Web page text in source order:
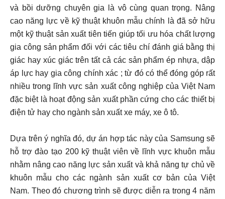
và bồi dưỡng chuyên gia là vô cùng quan trọng. Nâng
cao năng lực về kỹ thuật khuôn mẫu chính là đã sở hữu
một kỹ thuật sản xuất tiên tiến giúp tối ưu hóa chất lượng
gia công sản phẩm đối với các tiêu chí đánh giá bằng thị
giác hay xúc giác trên tất cả các sản phẩm ép nhựa, dập
áp lực hay gia công chính xác ; từ đó có thể đóng góp rất
nhiều trong lĩnh vực sản xuất công nghiệp của Việt Nam
đặc biệt là hoạt động sản xuất phần cứng cho các thiết bị
điện tử hay cho ngành sản xuất xe máy, xe ô tô.
Dựa trên ý nghĩa đó, dự án hợp tác này của Samsung sẽ
hỗ trợ đào tạo 200 kỹ thuật viên về lĩnh vực khuôn mẫu
nhằm nâng cao năng lực sản xuất và khả năng tự chủ về
khuôn mẫu cho các ngành sản xuất cơ bản của Việt
Nam. Theo đó chương trình sẽ được diễn ra trong 4 năm